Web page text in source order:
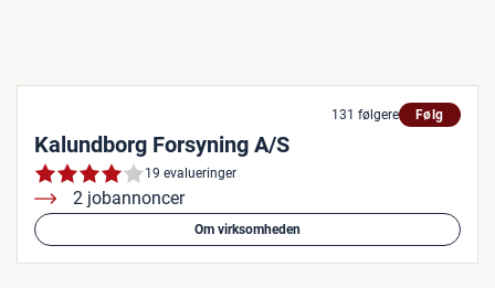
131 følgere Følg
Kalundborg Forsyning A/S
19 evalueringer
2 jobannoncer
Om virksomheden